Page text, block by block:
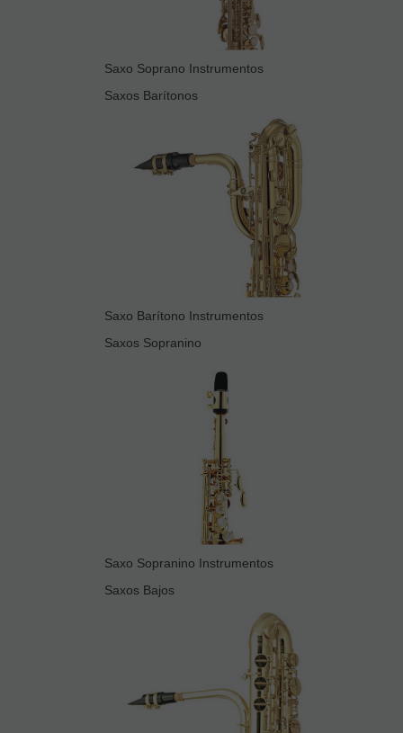
Saxo Soprano Instrumentos
Saxos Barítonos
Saxo Barítono Instrumentos
Saxos Sopranino
Saxo Sopranino Instrumentos
Saxos Bajos